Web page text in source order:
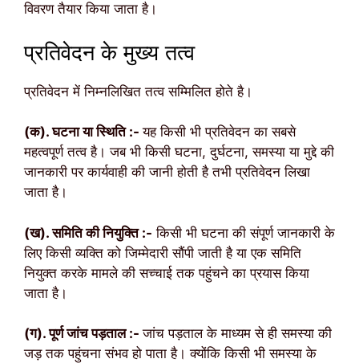
विवरण तैयार किया जाता है।
प्रतिवेदन के मुख्य तत्व
प्रतिवेदन में निम्नलिखित तत्व सम्मिलित होते है।
(क). घटना या स्थिति :-यह किसी भी प्रतिवेदन का सबसे
महत्वपूर्ण तत्व है। जब भी किसी घटना, दुर्घटना, समस्या या मुद्दे की
जानकारी पर कार्यवाही की जानी होती है तभी प्रतिवेदन लिखा
जाता है।
(ख). समिति की नियुक्ति :- किसी भी घटना की संपूर्ण जानकारी के
लिए किसी व्यक्ति को जिम्मेदारी सौंपी जाती है या एक समिति
नियुक्त करके मामले की सच्चाई तक पहुंचने का प्रयास किया
जाता है।
(ग). पूर्ण जांच पड़ताल :-जांच पड़ताल के माध्यम से ही समस्या की
जड़ तक पहुंचना संभव हो पाता है। क्योंकि किसी भी समस्या के